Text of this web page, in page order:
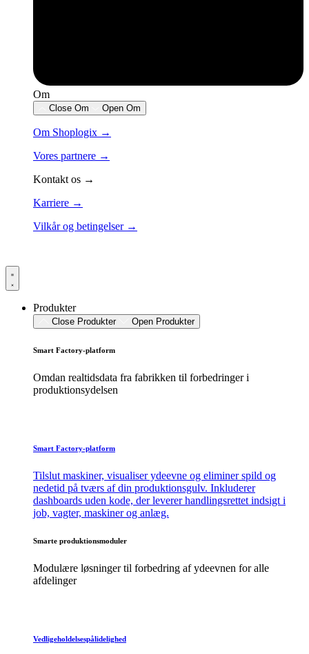
Om
Close Om Open Om
Om Shoplogix →
Vores partnere →
Kontakt os →
Karriere →
Vilkår og betingelser →
Produkter
Close Produkter Open Produkter
Smart Factory-platform
Omdan realtidsdata fra fabrikken til forbedringer i
produktionsydelsen
Smart Factory-platform
Tilslut maskiner, visualiser ydeevne og eliminer spild og
nedetid på tværs af din produktionsgulv. Inkluderer
dashboards uden kode, der leverer handlingsrettet indsigt i
job, vagter, maskiner og anlæg.
Smarte produktionsmoduler
Modulære løsninger til forbedring af ydeevnen for alle
afdelinger
Vedligeholdelsespålidelighed